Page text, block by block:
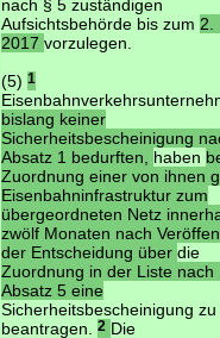
nach § 5 zuständigen
Aufsichtsbehörde bis zum 2.
2017vorzulegen.
(5)1
bislang keiner
Sicherheitsbescheinigung
Absatz 1 bedurften, haben
Zuordnung einer von ihnen
Eisenbahninfrastruktur zum
übergeordneten Netz
zwölf Monaten nach
der Entscheidung überdie
Zuordnung in der Liste nach
Absatz 5 eine
Sicherheitsbescheinigung zu
beantragen.2 Die